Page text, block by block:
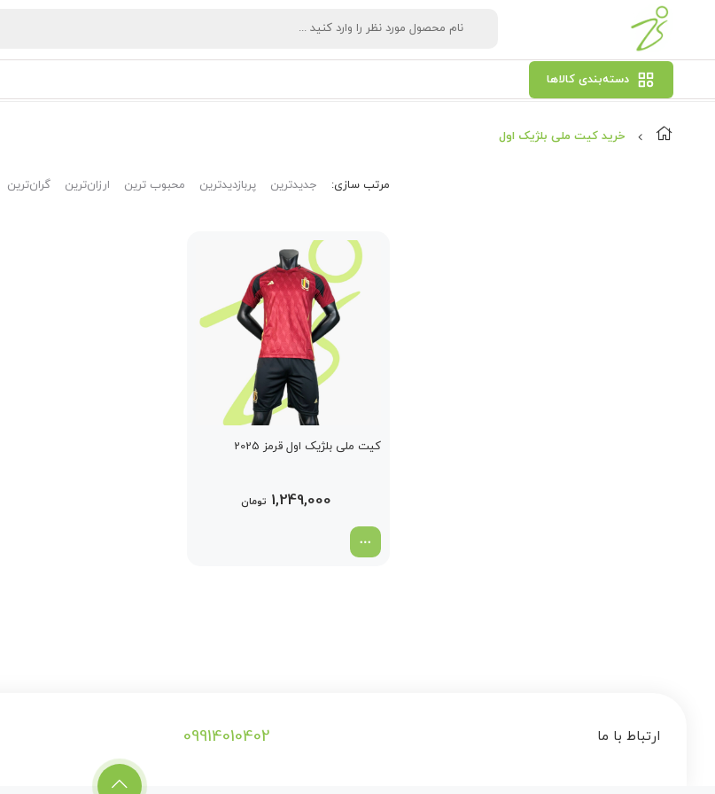
دسته‌بندی کالاها
خرید کیت ملی بلژیک اول
مرتب‌ سازی: جدیدترین پربازدیدترین محبوب ترین ارزان‌ترین گران‌ترین
کیت ملی بلژیک اول قرمز 2025
1,249,000 تومان
ارتباط با ما 09914010402